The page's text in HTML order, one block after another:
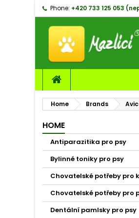
Phone: +420 733 125 053
Home Brands
HOME
Antiparazitika pro psy
Bylinné toniky pro psy
Chovatelské potřeby pro
Chovatelské potřeby pro
Dentální pamlsky pro psy